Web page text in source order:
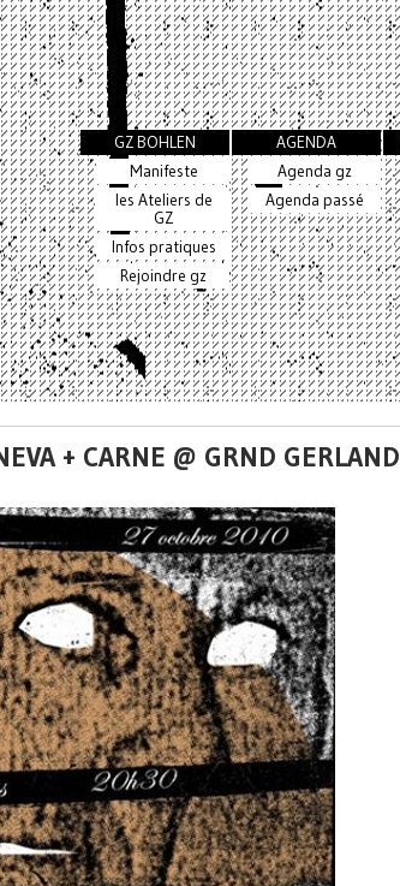
GZ BOHLEN
Manifeste
les Ateliers de
GZ
Infos pratiques
Rejoindre gz
AGENDA
Agenda gz
Agenda passé
+ CARNE @ GRND GERLAND